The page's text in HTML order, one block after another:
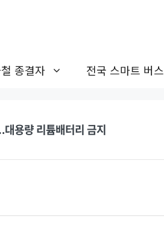
종결자 전국 스마트 버스
용량 리튬배터리 금지